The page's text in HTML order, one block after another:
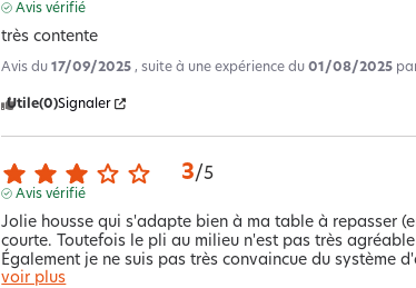
Avis vérifié
très contente
Avis du17/09/2025 , suite à une expérience du01/08/2025
Utile(0)Signaler
3/5
Avis vérifié
Jolie housse qui s'adapte bien à ma table à repasser
courte. Toutefois le pli au milieu n'est pas très
Également je ne suis pas très convaincue du système
voir plus